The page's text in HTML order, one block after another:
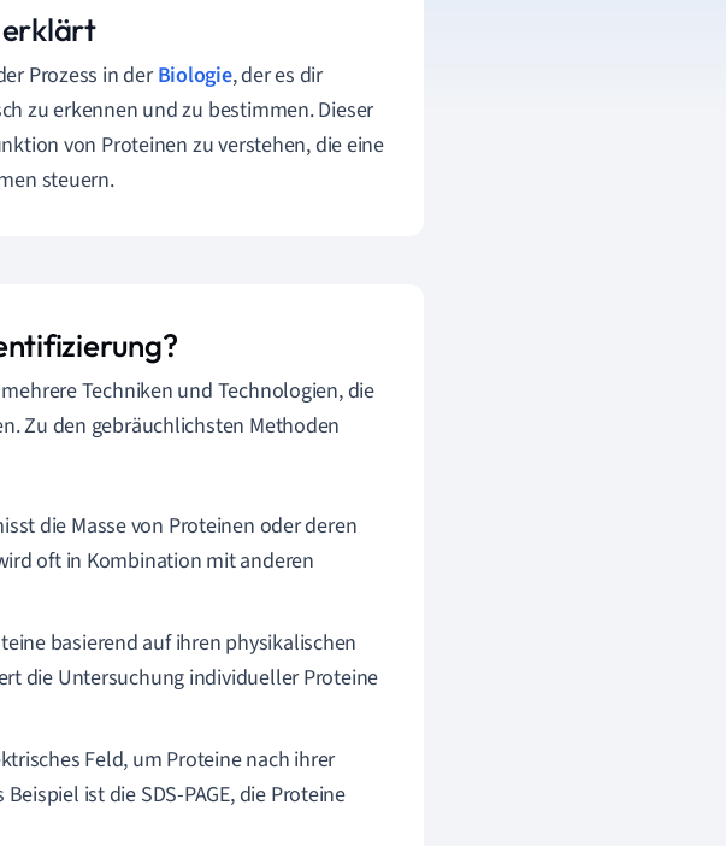
Prozess in derBiologie, der es dir
zu erkennen und zu bestimmen. Dieser
von Proteinen zu verstehen, die eine
steuern.
Techniken und Technologien, die
Zu den gebräuchlichsten Methoden
die Masse von Proteinen oder deren
oft in Kombination mit anderen
basierend auf ihren physikalischen
die Untersuchung individueller Proteine
Feld, um Proteine nach ihrer
ist die SDS-PAGE, die Proteine